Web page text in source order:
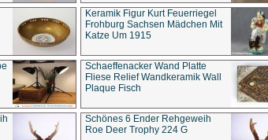
Keramik Figur Kurt Feuerriegel
Frohburg Sachsen Mädchen Mit
Katze Um 1915
Schaeffenacker Wand Platte
Fliese Relief Wandkeramik Wall
Plaque Fisch
Schönes 6 Ender Rehgeweih
Roe Deer Trophy 224 G